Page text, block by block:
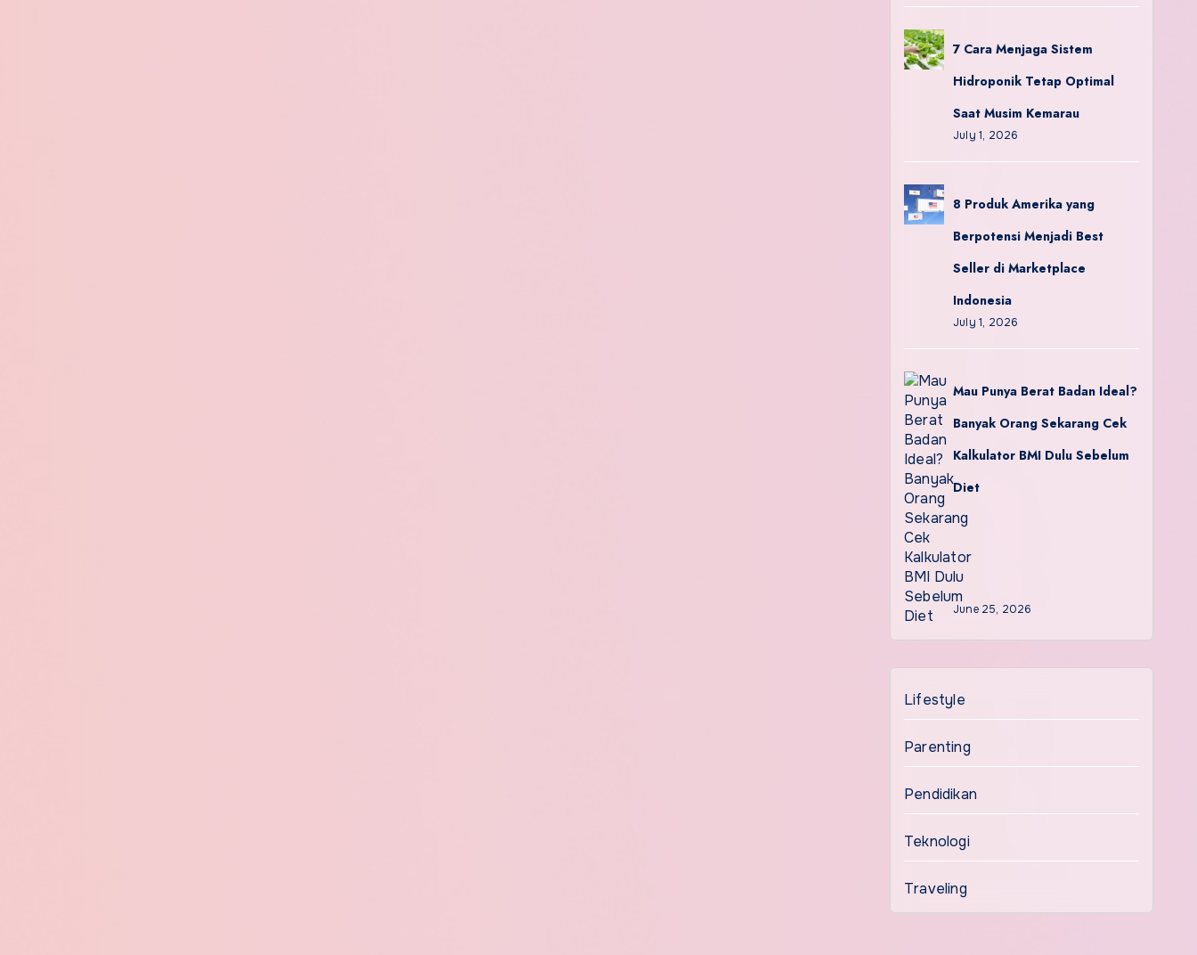
7 Cara Menjaga Sistem
Hidroponik Tetap Optimal
Saat Musim Kemarau
July 1, 2026
8 Produk Amerika yang
Berpotensi Menjadi Best
Seller di Marketplace
Indonesia
July 1, 2026
Mau Punya Berat Badan Ideal?
Banyak Orang Sekarang Cek
Kalkulator BMI Dulu Sebelum
Diet
June 25, 2026
Lifestyle
Parenting
Pendidikan
Teknologi
Traveling